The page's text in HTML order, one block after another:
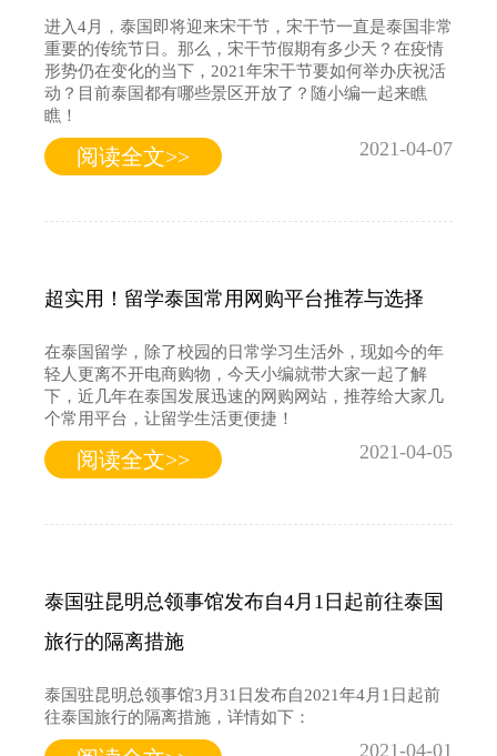
进入4月，泰国即将迎来宋干节，宋干节一直是泰国非常
重要的传统节日。那么，宋干节假期有多少天？在疫情
形势仍在变化的当下，2021年宋干节要如何举办庆祝活
动？目前泰国都有哪些景区开放了？随小编一起来瞧
瞧！
阅读全文>> 2021-04-07
超实用！留学泰国常用网购平台推荐与选择
在泰国留学，除了校园的日常学习生活外，现如今的年
轻人更离不开电商购物，今天小编就带大家一起了解
下，近几年在泰国发展迅速的网购网站，推荐给大家几
个常用平台，让留学生活更便捷！
阅读全文>> 2021-04-05
泰国驻昆明总领事馆发布自4月1日起前往泰国
旅行的隔离措施
泰国驻昆明总领事馆3月31日发布自2021年4月1日起前
往泰国旅行的隔离措施，详情如下：
2021-04-01